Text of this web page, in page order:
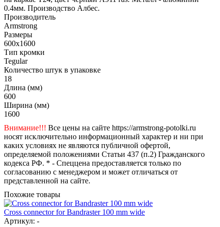
0.4мм. Производство Албес.
Производитель
Armstrong
Размеры
600x1600
Тип кромки
Tegular
Количество штук в упаковке
18
Длина (мм)
600
Ширина (мм)
1600
Внимание!!! Все цены на сайте https://armstrong-potolki.ru
носят исключительно информационный характер и ни при
каких условиях не являются публичной офертой,
определяемой положениями Статьи 437 (п.2) Гражданского
кодекса РФ. * - Спеццена предоставляется только по
согласованию с менеджером и может отличаться от
представленной на сайте.
Похожие товары
Cross connector for Bandraster 100 mm wide
Артикул: -